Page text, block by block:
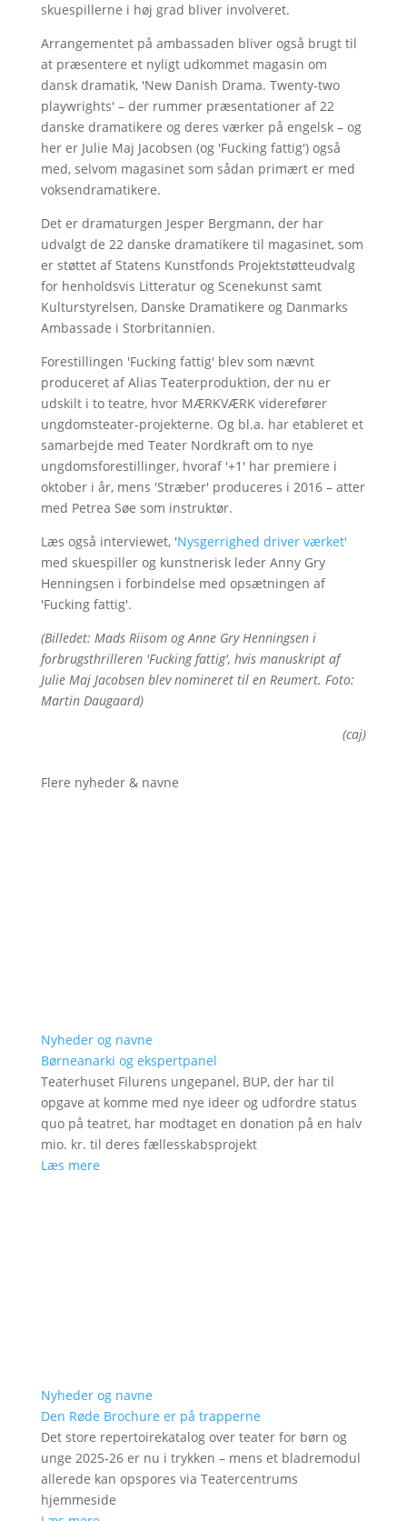
skuespillerne i høj grad bliver involveret.
Arrangementet på ambassaden bliver også brugt til
at præsentere et nyligt udkommet magasin om
dansk dramatik, 'New Danish Drama. Twenty-two
playwrights' – der rummer præsentationer af 22
danske dramatikere og deres værker på engelsk – og
her er Julie Maj Jacobsen (og 'Fucking fattig') også
med, selvom magasinet som sådan primært er med
voksendramatikere.
Det er dramaturgen Jesper Bergmann, der har
udvalgt de 22 danske dramatikere til magasinet, som
er støttet af Statens Kunstfonds Projektstøtteudvalg
for henholdsvis Litteratur og Scenekunst samt
Kulturstyrelsen, Danske Dramatikere og Danmarks
Ambassade i Storbritannien.
Forestillingen 'Fucking fattig' blev som nævnt
produceret af Alias Teaterproduktion, der nu er
udskilt i to teatre, hvor MÆRKVÆRK viderefører
ungdomsteater-projekterne. Og bl.a. har etableret et
samarbejde med Teater Nordkraft om to nye
ungdomsforestillinger, hvoraf '+1' har premiere i
oktober i år, mens 'Stræber' produceres i 2016 – atter
med Petrea Søe som instruktør.
Læs også interviewet, 'Nysgerrighed driver værket'
med skuespiller og kunstnerisk leder Anny Gry
Henningsen i forbindelse med opsætningen af
'Fucking fattig'.
(Billedet: Mads Riisom og Anne Gry Henningsen i
forbrugsthrilleren 'Fucking fattig', hvis manuskript af
Julie Maj Jacobsen blev nomineret til en Reumert. Foto:
Martin Daugaard)
(caj)
Flere nyheder & navne
Nyheder og navne
Børneanarki og ekspertpanel
Teaterhuset Filurens ungepanel, BUP, der har til
opgave at komme med nye ideer og udfordre status
quo på teatret, har modtaget en donation på en halv
mio. kr. til deres fællesskabsprojekt
Læs mere
Nyheder og navne
Den Røde Brochure er på trapperne
Det store repertoirekatalog over teater for børn og
unge 2025-26 er nu i trykken – mens et bladremodul
allerede kan opspores via Teatercentrums
hjemmeside